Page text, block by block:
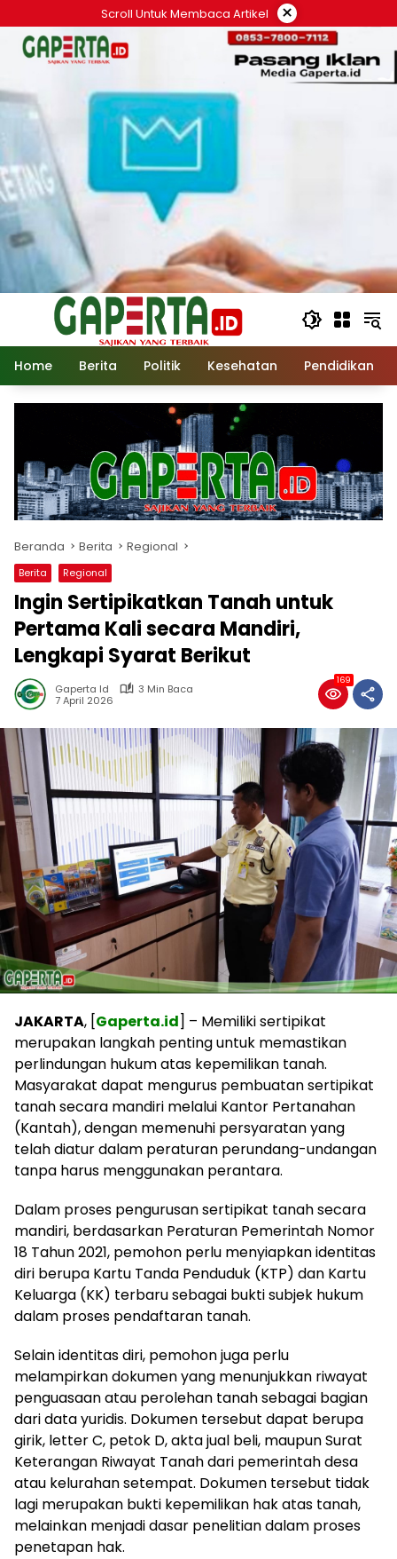
ke
konten
Scroll Untuk Membaca Artikel ×
Home Berita Politik Kesehatan Pendidikan
Beranda Berita Regional
Berita Regional
Ingin Sertipikatkan Tanah untuk
Pertama Kali secara Mandiri,
Lengkapi Syarat Berikut
Gaperta Id
3 Min Baca
7 April 2026
169
JAKARTA, [Gaperta.id] – Memiliki sertipikat
merupakan langkah penting untuk memastikan
perlindungan hukum atas kepemilikan tanah.
Masyarakat dapat mengurus pembuatan sertipikat
tanah secara mandiri melalui Kantor Pertanahan
(Kantah), dengan memenuhi persyaratan yang
telah diatur dalam peraturan perundang-undangan
tanpa harus menggunakan perantara.
Dalam proses pengurusan sertipikat tanah secara
mandiri, berdasarkan Peraturan Pemerintah Nomor
18 Tahun 2021, pemohon perlu menyiapkan identitas
diri berupa Kartu Tanda Penduduk (KTP) dan Kartu
Keluarga (KK) terbaru sebagai bukti subjek hukum
dalam proses pendaftaran tanah.
Selain identitas diri, pemohon juga perlu
melampirkan dokumen yang menunjukkan riwayat
penguasaan atau perolehan tanah sebagai bagian
dari data yuridis. Dokumen tersebut dapat berupa
girik, letter C, petok D, akta jual beli, maupun Surat
Keterangan Riwayat Tanah dari pemerintah desa
atau kelurahan setempat. Dokumen tersebut tidak
lagi merupakan bukti kepemilikan hak atas tanah,
melainkan menjadi dasar penelitian dalam proses
penetapan hak.